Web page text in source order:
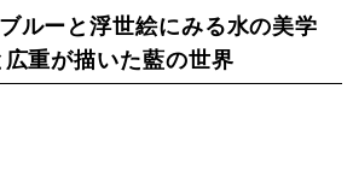
ルーと浮世絵にみる水の美学
重が描いた藍の世界